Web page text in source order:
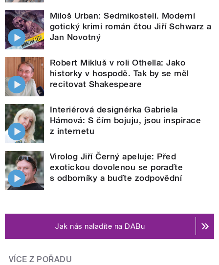
Miloš Urban: Sedmikostelí. Moderní
gotický krimi román čtou Jiří Schwarz a
Jan Novotný
Robert Mikluš v roli Othella: Jako
historky v hospodě. Tak by se měl
recitovat Shakespeare
Interiérová designérka Gabriela
Hámová: S čím bojuju, jsou inspirace
z internetu
Virolog Jiří Černý apeluje: Před
exotickou dovolenou se poraďte
s odborníky a buďte zodpovědní
Jak nás naladíte na DABu
VÍCE Z POŘADU